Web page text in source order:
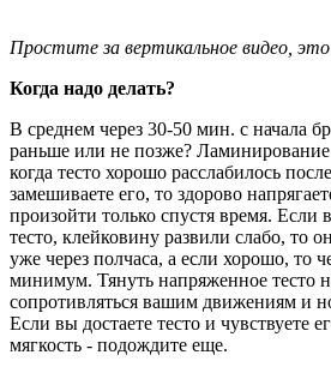
Простите за вертикальное видео,
Когда надо делать?
В среднем через 30-50 мин. с начала
раньше или не позже? Ламинирование
когда тесто хорошо расслабилось
замешиваете его, то здорово
произойти только спустя время. Если
тесто, клейковину развили слабо, то
уже через полчаса, а если хорошо, то
минимум. Тянуть напряженное тесто
сопротивляться вашим движениям и
Если вы достаете тесто и чувствуете
мягкость - подождите еще.